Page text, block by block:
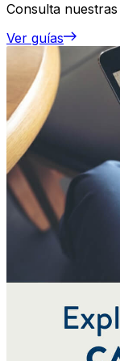
Consulta
Ver guías